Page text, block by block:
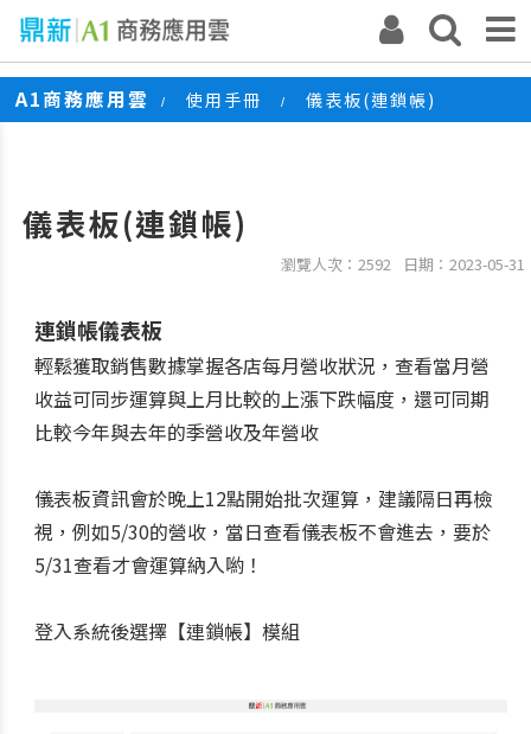
A1商務應用雲 / 使用手冊 / 儀表板(連鎖帳)
儀表板(連鎖帳)
瀏覽人次：2592 日期：2023-05-31
連鎖帳儀表板
輕鬆獲取銷售數據掌握各店每月營收狀況，查看當月營
收益可同步運算與上月比較的上漲下跌幅度，還可同期
比較今年與去年的季營收及年營收
儀表板資訊會於晚上12點開始批次運算，建議隔日再檢
視，例如5/30的營收，當日查看儀表板不會進去，要於
5/31查看才會運算納入喲！
登入系統後選擇【連鎖帳】模組